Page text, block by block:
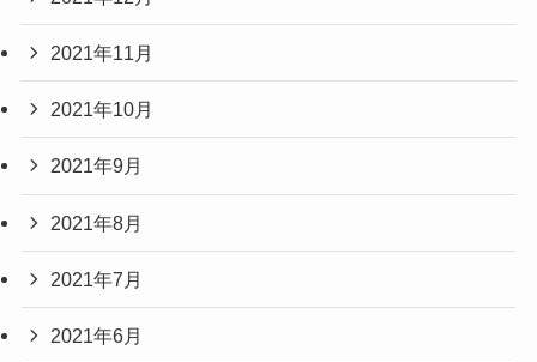
2021年11月
2021年10月
2021年9月
2021年8月
2021年7月
2021年6月